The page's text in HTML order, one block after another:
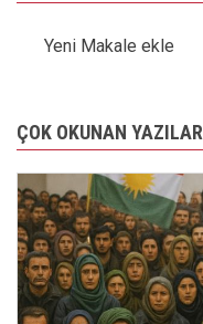
Yeni Makale ekle
ÇOK OKUNAN YAZILAR